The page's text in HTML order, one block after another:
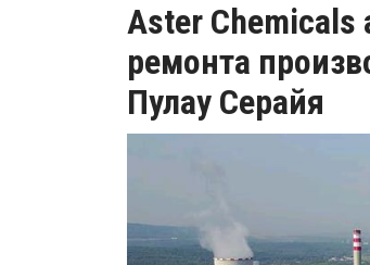
Aster Chemicals
ремонта
Пулау Серайя